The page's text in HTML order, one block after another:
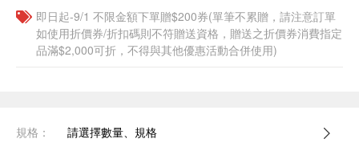
即日起-9/1 不限金額下單贈$200券(單筆不累贈，請注意訂單
如使用折價券/折扣碼則不符贈送資格，贈送之折價券消費指定
品滿$2,000可折，不得與其他優惠活動合併使用)
規格： 請選擇數量、規格